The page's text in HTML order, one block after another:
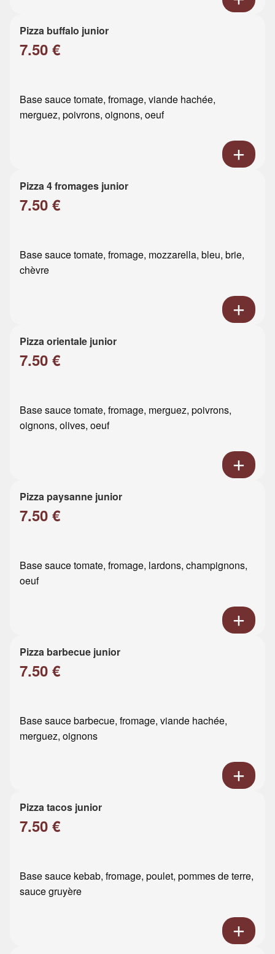
Pizza buffalo junior
7.50 €
Base sauce tomate, fromage, viande hachée,
merguez, poivrons, oignons, oeuf
Pizza 4 fromages junior
7.50 €
Base sauce tomate, fromage, mozzarella, bleu, brie,
chèvre
Pizza orientale junior
7.50 €
Base sauce tomate, fromage, merguez, poivrons,
oignons, olives, oeuf
Pizza paysanne junior
7.50 €
Base sauce tomate, fromage, lardons, champignons,
oeuf
Pizza barbecue junior
7.50 €
Base sauce barbecue, fromage, viande hachée,
merguez, oignons
Pizza tacos junior
7.50 €
Base sauce kebab, fromage, poulet, pommes de terre,
sauce gruyère